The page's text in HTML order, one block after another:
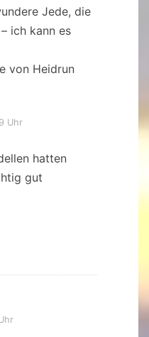
Jede, die
ich kann es
von Heidrun
Uhr
hatten
gut